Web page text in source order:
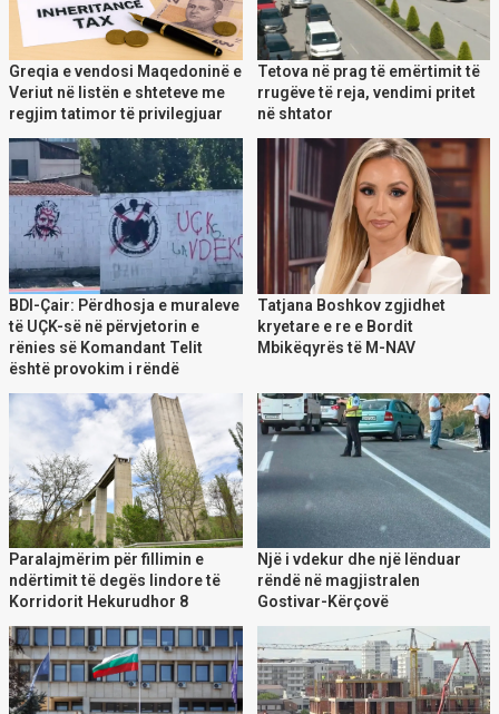
Greqia e vendosi Maqedoninë e
Veriut në listën e shteteve me
regjim tatimor të privilegjuar
Tetova në prag të emërtimit të
rrugëve të reja, vendimi pritet
në shtator
BDI-Çair: Përdhosja e muraleve
të UÇK-së në përvjetorin e
rënies së Komandant Telit
është provokim i rëndë
Tatjana Boshkov zgjidhet
kryetare e re e Bordit
Mbikëqyrës të M-NAV
Paralajmërim për fillimin e
ndërtimit të degës lindore të
Korridorit Hekurudhor 8
Një i vdekur dhe një lënduar
rëndë në magjistralen
Gostivar-Kërçovë